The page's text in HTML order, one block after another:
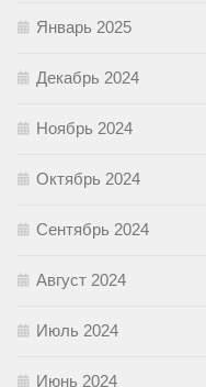
Январь 2025
Декабрь 2024
Ноябрь 2024
Октябрь 2024
Сентябрь 2024
Август 2024
Июль 2024
Июнь 2024